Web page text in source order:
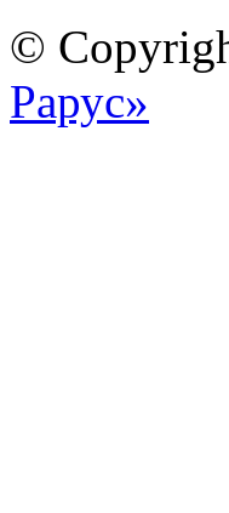
©
Рарус»